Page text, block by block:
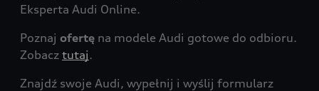
Eksperta Audi Online.
Poznaj ofertę na modele Audi gotowe do odbioru.
Zobacz tutaj.
Znajdź swoje Audi, wypełnij i wyślij formularz